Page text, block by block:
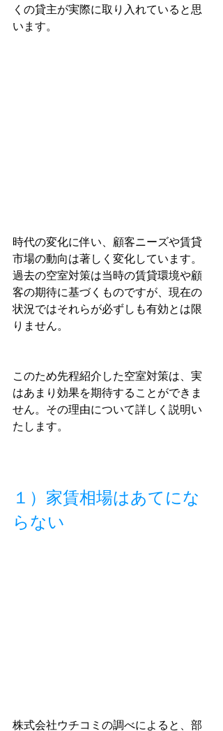
くの貸主が実際に取り入れていると思
います。
時代の変化に伴い、顧客ニーズや賃貸
市場の動向は著しく変化しています。
過去の空室対策は当時の賃貸環境や顧
客の期待に基づくものですが、現在の
状況ではそれらが必ずしも有効とは限
りません。
このため先程紹介した空室対策は、実
はあまり効果を期待することができま
せん。その理由について詳しく説明い
たします。
１）家賃相場はあてにな
らない
株式会社ウチコミの調べによると、部